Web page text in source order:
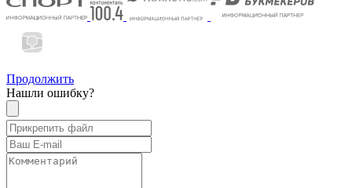
Продолжить
Нашли ошибку?